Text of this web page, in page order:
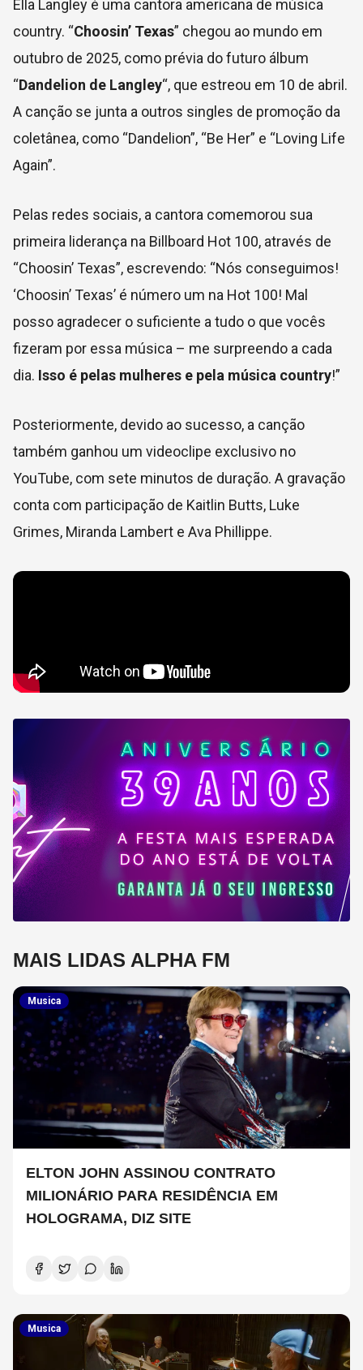
Ella Langley é uma cantora americana de música
country. “Choosin’ Texas” chegou ao mundo em
outubro de 2025, como prévia do futuro álbum
“Dandelion de Langley“, que estreou em 10 de abril.
A canção se junta a outros singles de promoção da
coletânea, como “Dandelion”, “Be Her” e “Loving Life
Again”.
Pelas redes sociais, a cantora comemorou sua
primeira liderança na Billboard Hot 100, através de
“Choosin’ Texas”, escrevendo: “Nós conseguimos!
‘Choosin’ Texas’ é número um na Hot 100! Mal
posso agradecer o suficiente a tudo o que vocês
fizeram por essa música – me surpreendo a cada
dia. Isso é pelas mulheres e pela música country!”
Posteriormente, devido ao sucesso, a canção
também ganhou um videoclipe exclusivo no
YouTube, com sete minutos de duração. A gravação
conta com participação de Kaitlin Butts, Luke
Grimes, Miranda Lambert e Ava Phillippe.
MAIS LIDAS ALPHA FM
Musica
ELTON JOHN ASSINOU CONTRATO
MILIONÁRIO PARA RESIDÊNCIA EM
HOLOGRAMA, DIZ SITE
Musica